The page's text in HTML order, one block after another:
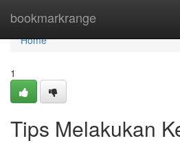
bookmarkrange
Home
Home
1
Tips Melakukan